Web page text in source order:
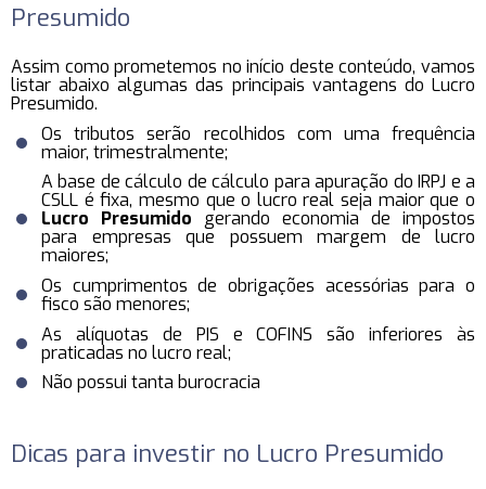
Presumido
Assim como prometemos no início deste conteúdo, vamos
listar abaixo algumas das principais vantagens do Lucro
Presumido.
Os tributos serão recolhidos com uma frequência
maior, trimestralmente;
A base de cálculo de cálculo para apuração do IRPJ e a
CSLL é fixa, mesmo que o lucro real seja maior que o
Lucro Presumido gerando economia de impostos
para empresas que possuem margem de lucro
maiores;
Os cumprimentos de obrigações acessórias para o
fisco são menores;
As alíquotas de PIS e COFINS são inferiores às
praticadas no lucro real;
Não possui tanta burocracia
Dicas para investir no Lucro Presumido